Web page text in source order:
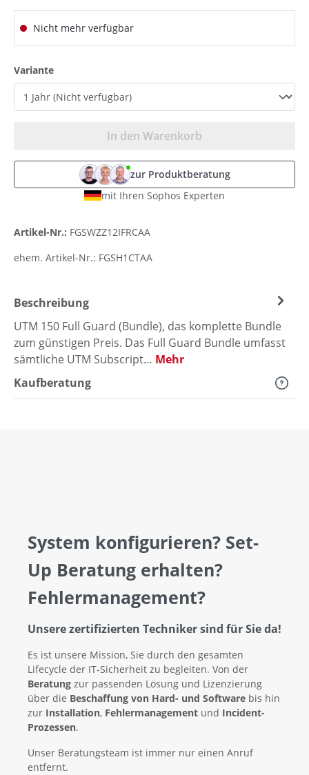
Nicht mehr verfügbar
Varianteauswählen
In den Warenkorb
zur Produktberatung
mit Ihren Sophos Experten
Artikel-Nr.: FGSWZZ12IFRCAA
ehem. Artikel-Nr.: FGSH1CTAA
Beschreibung
UTM 150 Full Guard (Bundle), das komplette Bundle
zum günstigen Preis. Das Full Guard Bundle umfasst
sämtliche UTM Subscript… Mehr
Kaufberatung
System konfigurieren? Set-
Up Beratung erhalten?
Fehlermanagement?
Unsere zertifizierten Techniker sind für Sie da!
Es ist unsere Mission, Sie durch den gesamten
Lifecycle der IT-Sicherheit zu begleiten. Von der
Beratung zur passenden Lösung und Lizenzierung
über die Beschaffung von Hard- und Software bis hin
zur Installation, Fehlermanagement und Incident-
Prozessen.
Unser Beratungsteam ist immer nur einen Anruf
entfernt.